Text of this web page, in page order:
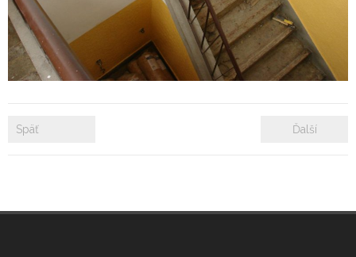
- Zámkové dlažby
- Rekonštrukcie bytových a nebytových priestorov
Referencie
Späť Ďalší